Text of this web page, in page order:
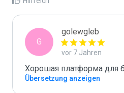
G
golewgleb
vor 7 Jahren
Хорошая платформа для
Übersetzung anzeigen